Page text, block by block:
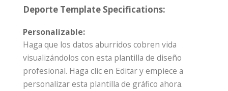
Deporte Template Specifications:
Personalizable:
Haga que los datos aburridos cobren vida
visualizándolos con esta plantilla de diseño
profesional. Haga clic en Editar y empiece a
personalizar esta plantilla de gráfico ahora.